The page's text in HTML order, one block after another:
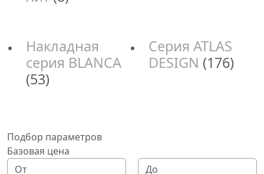
Накладная
серия BLANCA
(53)
Серия ATLAS
DESIGN (176)
Подбор параметров
Базовая цена